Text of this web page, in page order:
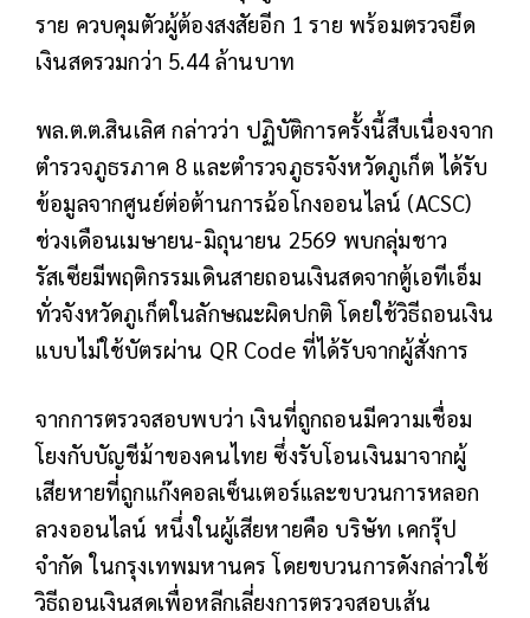
ราย ควบคุมตัวผู้ต้องสงสัยอีก 1 ราย พร้อมตรวจยึด
เงินสดรวมกว่า 5.44 ล้านบาท
พล.ต.ต.สินเลิศ กล่าวว่า ปฏิบัติการครั้งนี้สืบเนื่องจาก
ตำรวจภูธรภาค 8 และตำรวจภูธรจังหวัดภูเก็ต ได้รับ
ข้อมูลจากศูนย์ต่อต้านการฉ้อโกงออนไลน์ (ACSC)
ช่วงเดือนเมษายน-มิถุนายน 2569 พบกลุ่มชาว
รัสเซียมีพฤติกรรมเดินสายถอนเงินสดจากตู้เอทีเอ็ม
ทั่วจังหวัดภูเก็ตในลักษณะผิดปกติ โดยใช้วิธีถอนเงิน
แบบไม่ใช้บัตรผ่าน QR Code ที่ได้รับจากผู้สั่งการ
จากการตรวจสอบพบว่า เงินที่ถูกถอนมีความเชื่อม
โยงกับบัญชีม้าของคนไทย ซึ่งรับโอนเงินมาจากผู้
เสียหายที่ถูกแก๊งคอลเซ็นเตอร์และขบวนการหลอก
ลวงออนไลน์ หนึ่งในผู้เสียหายคือ บริษัท เคกรุ๊ป
จำกัด ในกรุงเทพมหานคร โดยขบวนการดังกล่าวใช้
วิธีถอนเงินสดเพื่อหลีกเลี่ยงการตรวจสอบเส้น